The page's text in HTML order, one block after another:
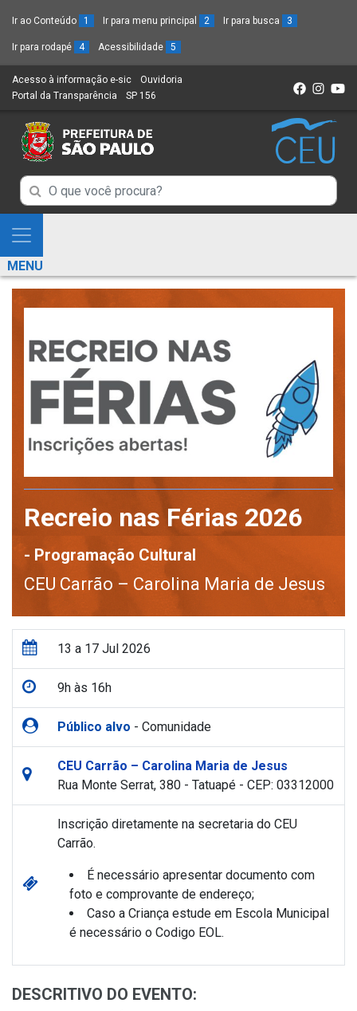
Ir ao Conteúdo 1 Ir para menu principal 2 Ir para busca 3
Ir para rodapé 4 Acessibilidade 5
Acesso à informação e-sic (Link
para
novo
sítio)
Ouvidoria
Portal da Transparência (Link
um
novo
SP 156
Campo
de
Busca
de
informações
Campo
de
de
informações
Mostra
e
Esconde
Menu
MENU
Recreio nas Férias 2026
- Programação Cultural
CEU Carrão – Carolina Maria de Jesus
13 a 17 Jul 2026
9h às 16h
Público alvo - Comunidade
CEU Carrão – Carolina Maria de Jesus
Rua Monte Serrat, 380 - Tatuapé - CEP: 03312000
Inscrição diretamente na secretaria do CEU
Carrão.
É necessário apresentar documento com
foto e comprovante de endereço;
Caso a Criança estude em Escola Municipal
é necessário o Codigo EOL.
DESCRITIVO DO EVENTO: